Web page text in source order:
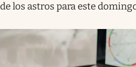
de los astros para este